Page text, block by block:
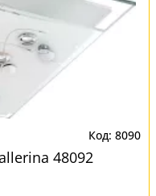
8090
48092